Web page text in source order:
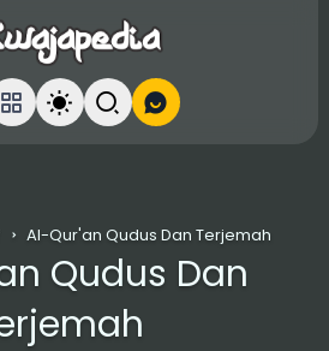
Al-Qur'an Qudus Dan Terjemah
Qudus Dan